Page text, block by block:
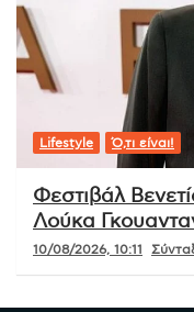
Lifestyle Ό,τι είναι!
Φεστιβάλ
Λούκα
10/08/2026, 10:11